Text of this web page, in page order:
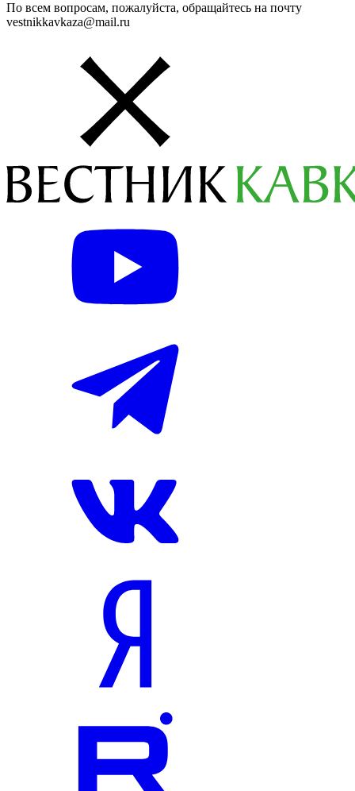
По всем вопросам, пожалуйста, обращайтесь на почту
vestnikkavkaza@mail.ru